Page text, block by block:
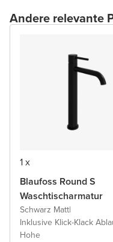
Andere relevante
1 x
Blaufoss Round S
Waschtischarmatur
Schwarz Matt|
Inklusive Klick-Klack
Hohe